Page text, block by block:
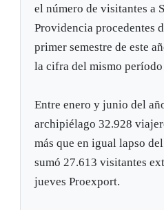
el número de visitantes a
Providencia procedentes
primer semestre de este
la cifra del mismo período
Entre enero y junio del
archipiélago 32.928
más que en igual lapso
sumó 27.613 visitantes
jueves Proexport.